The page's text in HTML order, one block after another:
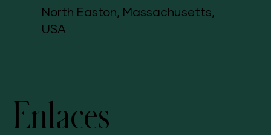
North Easton, Massachusetts,
USA
Enlaces